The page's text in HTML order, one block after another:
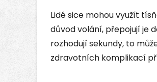
Lidé sice mohou využít
důvod volání, přepojují je
rozhodují sekundy, to
zdravotních komplikací